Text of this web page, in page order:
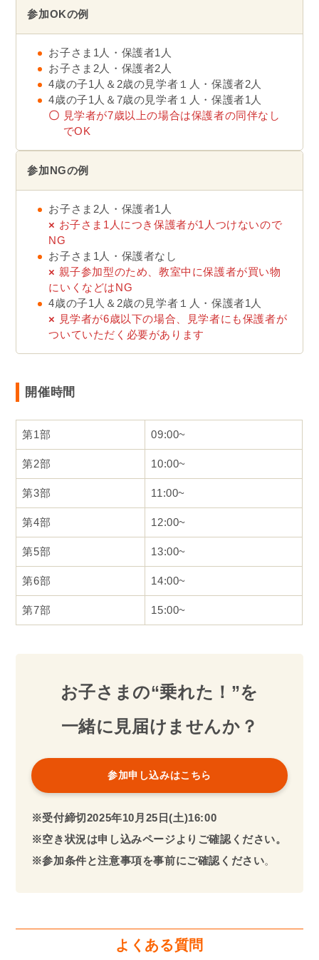
参加OKの例
お子さま1人・保護者1人
お子さま2人・保護者2人
4歳の子1人＆2歳の見学者１人・保護者2人
4歳の子1人＆7歳の見学者１人・保護者1人
〇 見学者が7歳以上の場合は保護者の同伴なし
でOK
参加NGの例
お子さま2人・保護者1人
× お子さま1人につき保護者が1人つけないので
NG
お子さま1人・保護者なし
× 親子参加型のため、教室中に保護者が買い物
にいくなどはNG
4歳の子1人＆2歳の見学者１人・保護者1人
× 見学者が6歳以下の場合、見学者にも保護者が
ついていただく必要があります
開催時間
第1部 09:00~
第2部 10:00~
第3部 11:00~
第4部 12:00~
第5部 13:00~
第6部 14:00~
第7部 15:00~
お子さまの“乗れた！”を
一緒に見届けませんか？
参加申し込みはこちら
※受付締切2025年10月 25日(土)16:00
※空き状況は申し込みページよりご確認ください。
※参加条件と注意事項を事前にご確認ください。
よくある質問